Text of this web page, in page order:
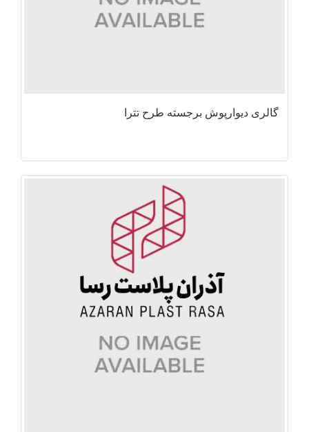
گالری دیوارپوش برجسته طرح تترا